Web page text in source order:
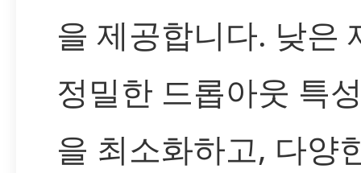
을 제공합니다. 낮은
정밀한 드롭아웃 특
을 최소화하고, 다양